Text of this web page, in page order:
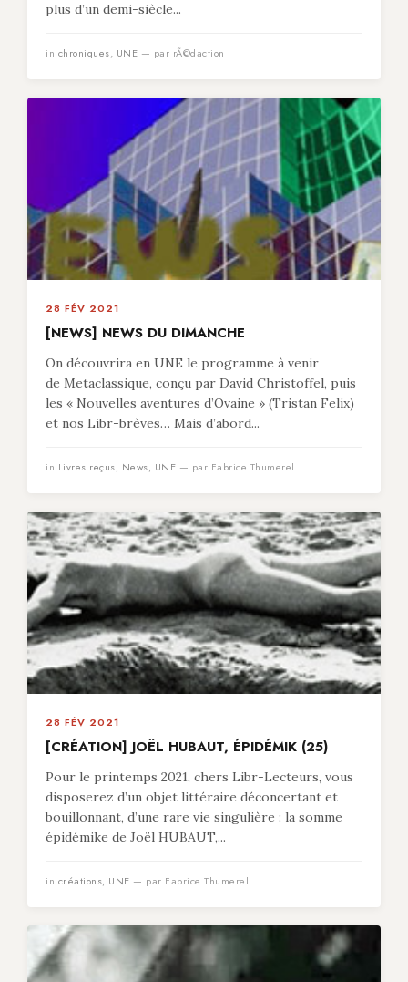
plus d’un demi-siècle...
in chroniques, UNE — par rÃ©daction
28 FÉV 2021
[NEWS] NEWS DU DIMANCHE
On découvrira en UNE le programme à venir
de Metaclassique, conçu par David Christoffel, puis
les « Nouvelles aventures d’Ovaine » (Tristan Felix)
et nos Libr-brèves… Mais d’abord...
in Livres reçus, News, UNE — par Fabrice Thumerel
28 FÉV 2021
[CRÉATION] JOËL HUBAUT, ÉPIDÉMIK (25)
Pour le printemps 2021, chers Libr-Lecteurs, vous
disposerez d’un objet littéraire déconcertant et
bouillonnant, d’une rare vie singulière : la somme
épidémike de Joël HUBAUT,...
in créations, UNE — par Fabrice Thumerel